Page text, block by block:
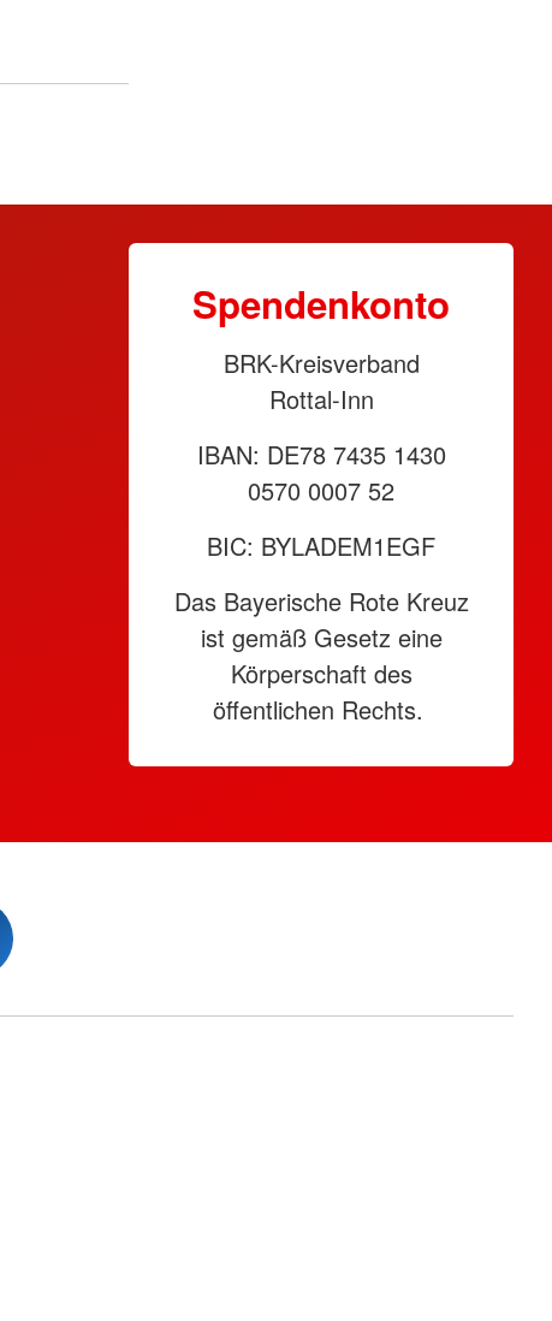
Spendenkonto
BRK-Kreisverband
Rottal-Inn
IBAN: DE78 7435 1430
0570 0007 52
BIC: BYLADEM1EGF
Das Bayerische Rote Kreuz
ist gemäß Gesetz eine
Körperschaft des
öffentlichen Rechts.